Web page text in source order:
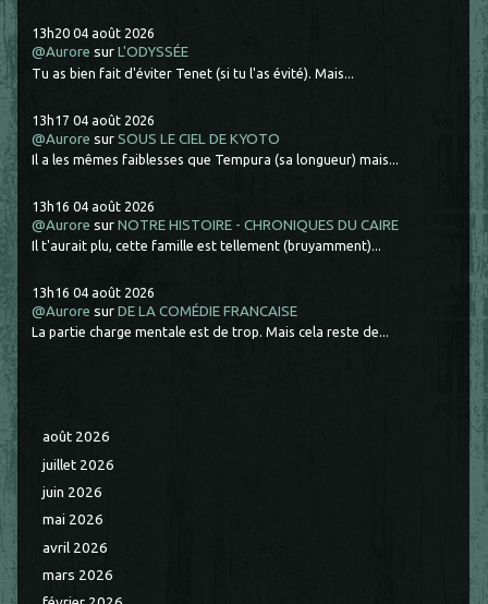
13h20 04 août 2026
@Aurore surL'ODYSSÉE
Tu as bien fait d'éviter Tenet (si tu l'as évité). Mais...
13h17 04 août 2026
@Aurore surSOUS LE CIEL DE KYOTO
Il a les mêmes faiblesses que Tempura (sa longueur) mais...
13h16 04 août 2026
@Aurore surNOTRE HISTOIRE - CHRONIQUES DU CAIRE
Il t'aurait plu, cette famille est tellement (bruyamment)...
13h16 04 août 2026
@Aurore surDE LA COMÉDIE FRANCAISE
La partie charge mentale est de trop. Mais cela reste de...
août 2026
juillet 2026
juin 2026
mai 2026
avril 2026
mars 2026